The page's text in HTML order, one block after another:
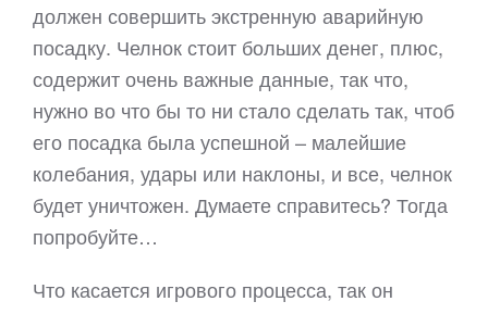
должен совершить экстренную аварийную
посадку. Челнок стоит больших денег, плюс,
содержит очень важные данные, так что,
нужно во что бы то ни стало сделать так, чтоб
его посадка была успешной – малейшие
колебания, удары или наклоны, и все, челнок
будет уничтожен. Думаете справитесь? Тогда
попробуйте…
Что касается игрового процесса, так он